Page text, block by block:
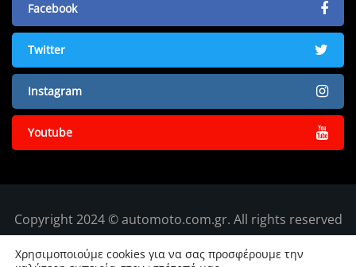
Facebook
Twitter
Instagram
Youtube
Copyright 2024 © automoto.com.gr. All rights reserved
Χρησιμοποιούμε cookies για να σας προσφέρουμε την